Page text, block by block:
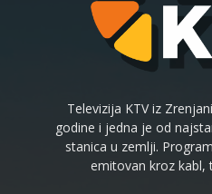
Televizija KTV iz
godine i jedna je od
stanica u zemlji.
emitovan kroz kabl,